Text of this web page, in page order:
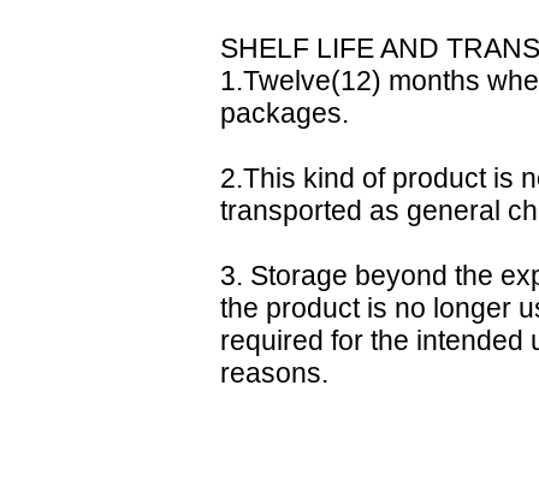
SHELF LIFE AND
1.Twelve(12) months
packages.
2.This kind of product is
transported as general
3. Storage beyond the
the product is no longer
required for the intended
reasons.